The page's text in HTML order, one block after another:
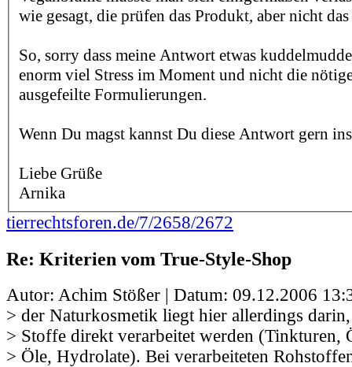
wie gesagt, die prüfen das Produkt, aber nicht
So, sorry dass meine Antwort etwas
enorm viel Stress im Moment und nicht die
ausgefeilte Formulierungen.
Wenn Du magst kannst Du diese Antwort gern
Liebe Grüße
Arnika
tierrechtsforen.de/7/2658/2672
Re: Kriterien vom True-Style-Shop
Autor: Achim Stößer | Datum: 09.12.2006
> der Naturkosmetik liegt hier allerdings
> Stoffe direkt verarbeitet werden (Tinkturen,
> Öle, Hydrolate). Bei verarbeiteten